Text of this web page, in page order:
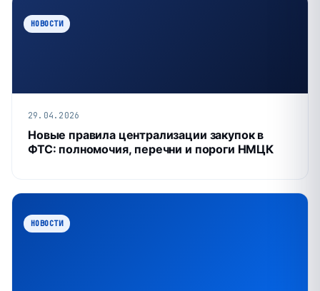
НОВОСТИ
29.04.2026
Новые правила централизации закупок в
ФТС: полномочия, перечни и пороги НМЦК
НОВОСТИ